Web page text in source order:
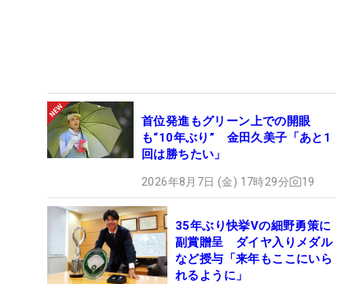
首位発進もグリーン上での開眼
も“10年ぶり” 金田久美子「あと1
回は勝ちたい」
2026年8月7日 (金) 17時29分 19
35年ぶり快挙Vの細野勇策に
副賞贈呈 ダイヤ入りメダル
など授与「来年もここにいら
れるように」